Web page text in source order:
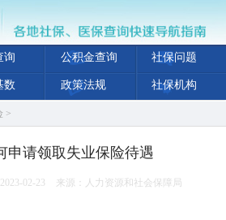
询 公积金查询 社保问题
数 政策法规 社保机构
>
申请领取失业保险待遇
2023-02-23 来源：人力资源和社会保障局